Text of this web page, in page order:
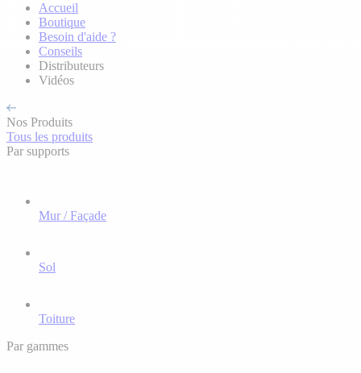
Accueil
Boutique
Besoin d'aide ?
Conseils
Distributeurs
Vidéos
Nos Produits
Tous les produits
Par supports
Mur / Façade
Sol
Toiture
Par gammes